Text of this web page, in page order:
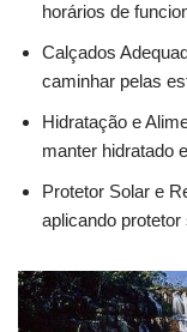
horários de
Calçados
caminhar pelas
Hidratação e
manter hidratado
Protetor Solar e
aplicando protetor